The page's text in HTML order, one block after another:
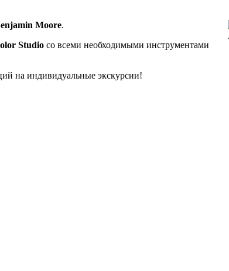
Moore.
Studio со всеми необходимыми инструментами
на индивидуальные экскурсии!